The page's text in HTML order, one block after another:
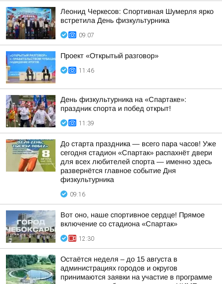
Леонид Черкесов: Спортивная Шумерля ярко
встретила День физкультурника
09:07
Проект «Открытый разговор»
11:46
День физкультурника на «Спартаке»:
праздник спорта и побед открыт!
11:39
До старта праздника — всего пара часов! Уже
сегодня стадион «Спартак» распахнёт двери
для всех любителей спорта — именно здесь
развернётся главное событие Дня
физкультурника
09:16
Вот оно, наше спортивное сердце! Прямое
включение со стадиона «Спартак»
12:30
Остаётся неделя – до 15 августа в
администрациях городов и округов
принимаются заявки на участие в программе